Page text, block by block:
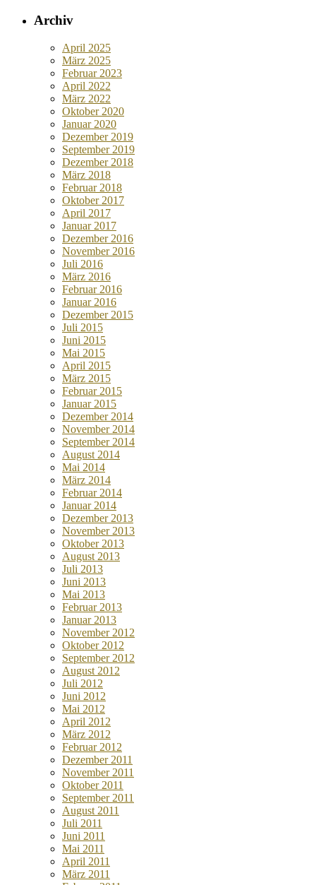
Archiv
April 2025
März 2025
Februar 2023
April 2022
März 2022
Oktober 2020
Januar 2020
Dezember 2019
September 2019
Dezember 2018
März 2018
Februar 2018
Oktober 2017
April 2017
Januar 2017
Dezember 2016
November 2016
Juli 2016
März 2016
Februar 2016
Januar 2016
Dezember 2015
Juli 2015
Juni 2015
Mai 2015
April 2015
März 2015
Februar 2015
Januar 2015
Dezember 2014
November 2014
September 2014
August 2014
Mai 2014
März 2014
Februar 2014
Januar 2014
Dezember 2013
November 2013
Oktober 2013
August 2013
Juli 2013
Juni 2013
Mai 2013
Februar 2013
Januar 2013
November 2012
Oktober 2012
September 2012
August 2012
Juli 2012
Juni 2012
Mai 2012
April 2012
März 2012
Februar 2012
Dezember 2011
November 2011
Oktober 2011
September 2011
August 2011
Juli 2011
Juni 2011
Mai 2011
April 2011
März 2011